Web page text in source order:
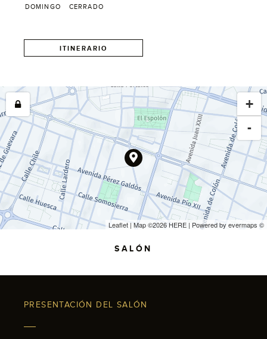
DOMINGO
CERRADO
ITINERARIO
+
-
Leaflet | Map ©2026HERE | Powered byevermaps ©
SALÓN
PRESENTACIÓN DEL SALÓN